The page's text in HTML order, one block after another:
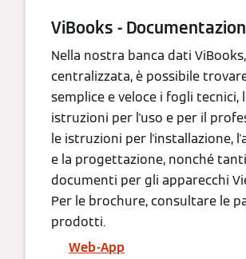
ViBooks -
Nella nostra banca dati ViBooks,
centralizzata, è possibile
semplice e veloce i fogli tecnici,
istruzioni per l'uso e per il
le istruzioni per l'installazione,
e la progettazione, nonché
documenti per gli apparecchi
Per le brochure, consultare le
prodotti.
Web-App